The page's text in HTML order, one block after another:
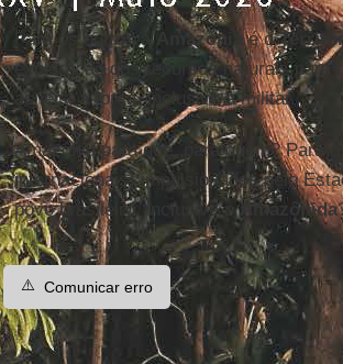
Para os outros a Amazôniaé o
exploração dos recursos naturais para
as leis, a força, inclusive a militar.
Amazônia para que, para quem? Para
internacionais) impulsionados pelo
povo brasileiro, inclusive oAmazônida
⚠️ Comunicar erro